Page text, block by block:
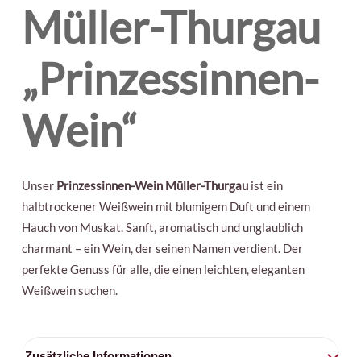
Müller-Thurgau
„Prinzessinnen-
Wein“
Unser Prinzessinnen-Wein Müller-Thurgauist ein
halbtrockener Weißwein mit blumigem Duft und einem
Hauch von Muskat. Sanft, aromatisch und unglaublich
charmant – ein Wein, der seinen Namen verdient. Der
perfekte Genuss für alle, die einen leichten, eleganten
Weißwein suchen.